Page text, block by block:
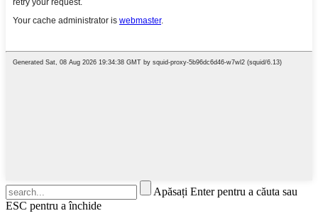
Apăsați Enter pentru a căuta sau
ESC pentru a închide